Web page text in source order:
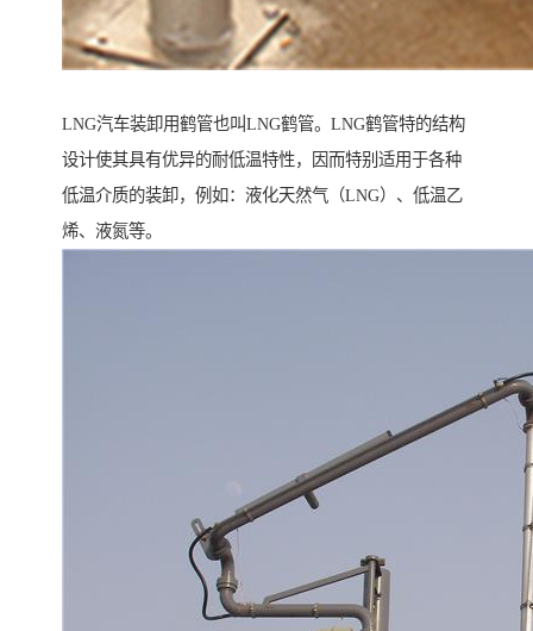
LNG汽车装卸用鹤管也叫LNG鹤管。LNG鹤管特的结构
设计使其具有优异的耐低温特性，因而特别适用于各种
低温介质的装卸，例如：液化天然气（LNG）、低温乙
烯、液氮等。